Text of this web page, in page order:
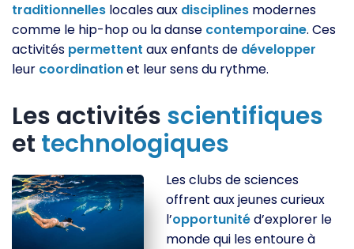
traditionnelles locales aux disciplines modernes
comme le hip-hop ou la danse contemporaine. Ces
activités permettent aux enfants de développer
leur coordinationet leur sens du rythme.
Les activités scientifiques
et technologiques
Les clubs de sciences
offrent aux jeunes curieux
l’opportunitéd’explorer le
monde qui les entoure à